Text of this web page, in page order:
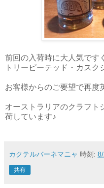
前回の入荷時に大人気です
トリーピーテッド・カスク
お客様からのご要望で再度
オーストラリアのクラフト
荷しています♪
カクテルバーネマニャ 時刻:
共有